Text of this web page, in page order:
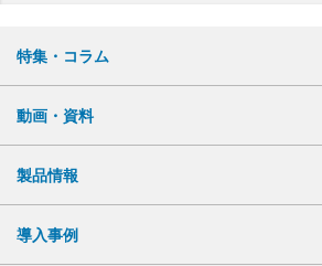
特集・コラム
動画・資料
製品情報
導入事例